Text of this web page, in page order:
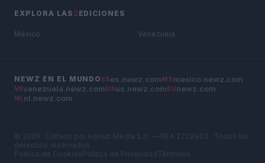
EXPLORA LAS 2 EDICIONES
México Venezuela
NEWZ EN EL MUNDO ESes.newz.com MXmexico.newz.com
VEvenezuela.newz.com USus.newz.com EUnewz.com
NLnl.newz.com
© 2026 · Editado por AdHub Media S.r.l. — REA 2729933 · Todos los
derechos reservados
Política de Cookies Política de Privacidad Términos